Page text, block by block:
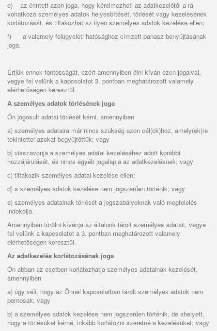
e)
az érintett azon joga, hogy kérelmezheti az adatkezelőtől a rá
vonatkozó személyes adatok helyesbítését, törlését vagy kezelésének
korlátozását, és tiltakozhat az ilyen személyes adatok kezelése ellen;
f)
a valamely felügyeleti hatósághoz címzett panasz benyújtásának
joga.
Értjük ennek fontosságát, ezért amennyiben élni kíván ezen jogaival,
vegye fel velünk a kapcsolatot 3. pontban meghatározott valamely
elérhetőségen keresztül.
A személyes adatok törlésének joga
Ön jogosult adatai törlését kérni, amennyiben
a) személyes adataira már nincs szükség azon cél(ok)hoz, amely(ek)re
tekintettel azokat begyűjtöttük; vagy
b) visszavonja a személyes adatai kezeléséhez adott korábbi
hozzájárulását, és nincs egyéb jogalapja az adatkezelésnek; vagy
c) tiltakozik személyes adatai kezelése ellen;
d) a személyes adatok kezelése nem jogszerűen történik; vagy
e) személyes adatainak törlését a jogszabályoknak való megfelelés
indokolja.
Amennyiben törölni kívánja az általunk tárolt személyes adatait, vegye
fel velünk a kapcsolatot a 3. pontban meghatározott valamely
elérhetőségen keresztül.
Az adatkezelés korlátozásának joga
Ön abban az esetben korlátozhatja személyes adatainak kezelését,
amennyiben
a) úgy véli, hogy az Önnel kapcsolatban tárolt személyes adatok nem
pontosak; vagy
b) a személyes adatok kezelése nem jogszerűen történik, de ahelyett,
hogy a törlésüket kérné, inkább korlátozni szeretné a kezelésüket; vagy